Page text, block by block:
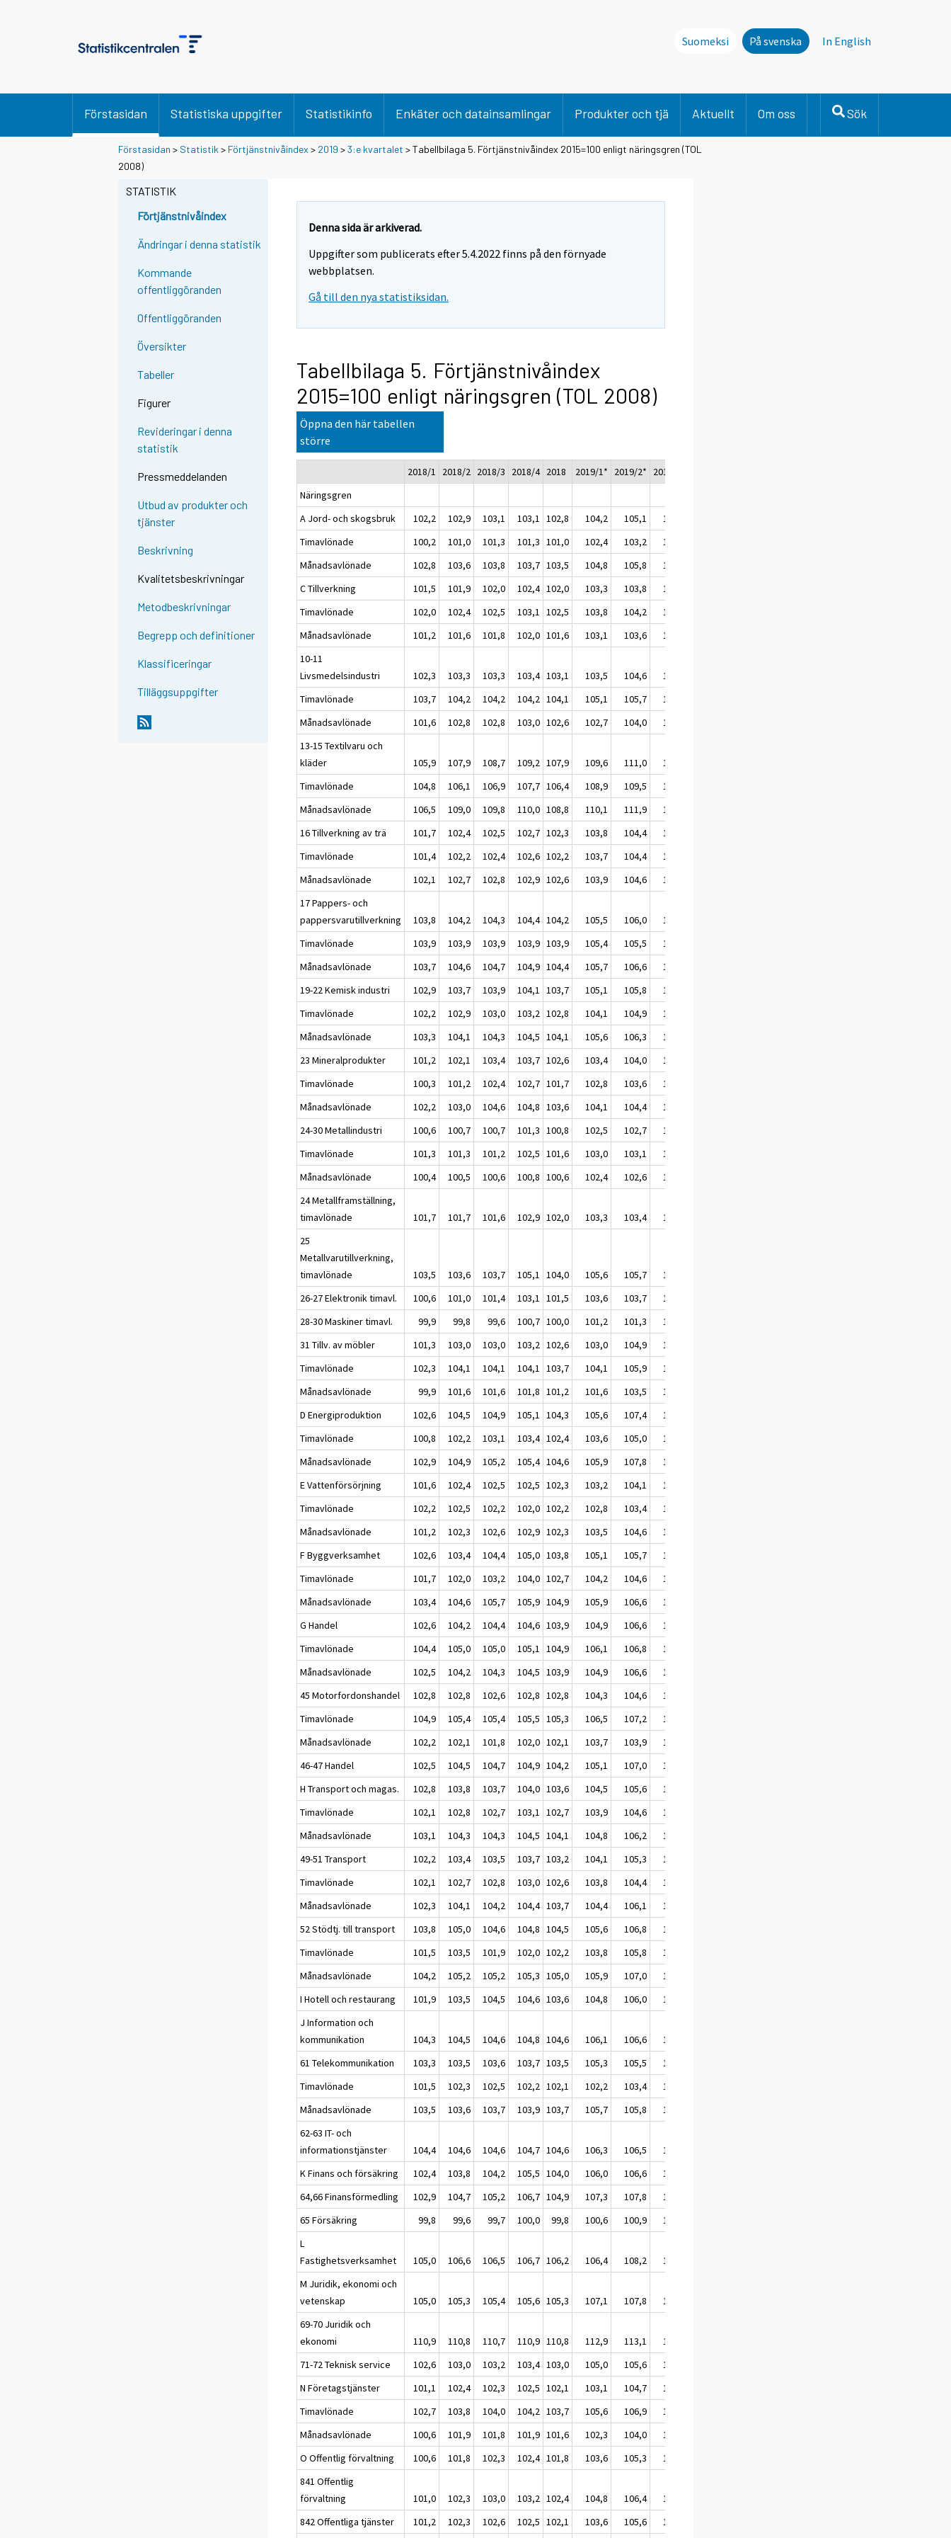
Suomeksi På svenska In English
Förstasidan Statistiska uppgifter Statistikinfo Enkäter och datainsamlingar Produkter och tjä Aktuellt Om oss Sök
Förstasidan > Statistik > Förtjänstnivåindex > 2019 >3:e kvartalet > Tabellbilaga 5. Förtjänstnivåindex 2015=100 enligt näringsgren (TOL
2008)
STATISTIK
Förtjänstnivåindex
Ändringar i denna statistik
Kommande
offentliggöranden
Offentliggöranden
Översikter
Tabeller
Figurer
Revideringar i denna
statistik
Pressmeddelanden
Utbud av produkter och
tjänster
Beskrivning
Kvalitetsbeskrivningar
Metodbeskrivningar
Begrepp och definitioner
Klassificeringar
Tilläggsuppgifter
Denna sida är arkiverad.
Uppgifter som publicerats efter 5.4.2022 finns på den förnyade
webbplatsen.
Gå till den nya statistiksidan.
Tabellbilaga 5. Förtjänstnivåindex
2015=100 enligt näringsgren (TOL 2008)
Öppna den här tabellen
större
2018/1 2018/2 2018/3 2018/4 2018 2019/1* 2019/2*
2019/3*
Näringsgren
A Jord- och skogsbruk
102,2 102,9 103,1 103,1 102,8 104,2 105,1
105,4
Timavlönade
100,2 101,0 101,3 101,3 101,0 102,4 103,2
103,4
Månadsavlönade
102,8 103,6 103,8 103,7 103,5 104,8 105,8
106,1
C Tillverkning
101,5 101,9 102,0 102,4 102,0 103,3 103,8
104,0
Timavlönade
102,0 102,4 102,5 103,1 102,5 103,8 104,2
104,4
Månadsavlönade
101,2 101,6 101,8 102,0 101,6 103,1 103,6
103,8
10-11
Livsmedelsindustri
102,3 103,3 103,3 103,4 103,1 103,5 104,6
104,7
Timavlönade
103,7 104,2 104,2 104,2 104,1 105,1 105,7
105,8
Månadsavlönade
101,6 102,8 102,8 103,0 102,6 102,7 104,0
104,2
13-15 Textilvaru och
kläder
105,9 107,9 108,7 109,2 107,9 109,6 111,0
111,1
Timavlönade
104,8 106,1 106,9 107,7 106,4 108,9 109,5
109,6
Månadsavlönade
106,5 109,0 109,8 110,0 108,8 110,1 111,9
112,0
16 Tillverkning av trä
101,7 102,4 102,5 102,7 102,3 103,8 104,4
104,5
Timavlönade
101,4 102,2 102,4 102,6 102,2 103,7 104,4
104,5
Månadsavlönade
102,1 102,7 102,8 102,9 102,6 103,9 104,6
104,7
17 Pappers- och
pappersvarutillverkning
103,8 104,2 104,3 104,4 104,2 105,5 106,0
106,1
Timavlönade
103,9 103,9 103,9 103,9 103,9 105,4 105,5
105,6
Månadsavlönade
103,7 104,6 104,7 104,9 104,4 105,7 106,6
106,7
19-22 Kemisk industri
102,9 103,7 103,9 104,1 103,7 105,1 105,8
106,0
Timavlönade
102,2 102,9 103,0 103,2 102,8 104,1 104,9
105,1
Månadsavlönade
103,3 104,1 104,3 104,5 104,1 105,6 106,3
106,6
23 Mineralprodukter
101,2 102,1 103,4 103,7 102,6 103,4 104,0
104,9
Timavlönade
100,3 101,2 102,4 102,7 101,7 102,8 103,6
104,8
Månadsavlönade
102,2 103,0 104,6 104,8 103,6 104,1 104,4
104,9
24-30 Metallindustri
100,6 100,7 100,7 101,3 100,8 102,5 102,7
102,9
Timavlönade
101,3 101,3 101,2 102,5 101,6 103,0 103,1
103,3
Månadsavlönade
100,4 100,5 100,6 100,8 100,6 102,4 102,6
102,8
24 Metallframställning,
timavlönade
101,7 101,7 101,6 102,9 102,0 103,3 103,4
103,5
25
Metallvarutillverkning,
timavlönade
103,5 103,6 103,7 105,1 104,0 105,6 105,7
105,8
26-27 Elektronik timavl.
100,6 101,0 101,4 103,1 101,5 103,6 103,7
103,8
28-30 Maskiner timavl.
99,9 99,8 99,6 100,7 100,0 101,2 101,3
101,4
31 Tillv. av möbler
101,3 103,0 103,0 103,2 102,6 103,0 104,9
105,1
Timavlönade
102,3 104,1 104,1 104,1 103,7 104,1 105,9
106,1
Månadsavlönade
99,9 101,6 101,6 101,8 101,2 101,6 103,5
103,7
D Energiproduktion
102,6 104,5 104,9 105,1 104,3 105,6 107,4
107,7
Timavlönade
100,8 102,2 103,1 103,4 102,4 103,6 105,0
105,8
Månadsavlönade
102,9 104,9 105,2 105,4 104,6 105,9 107,8
108,0
E Vattenförsörjning
101,6 102,4 102,5 102,5 102,3 103,2 104,1
104,3
Timavlönade
102,2 102,5 102,2 102,0 102,2 102,8 103,4
103,5
Månadsavlönade
101,2 102,3 102,6 102,9 102,3 103,5 104,6
104,8
F Byggverksamhet
102,6 103,4 104,4 105,0 103,8 105,1 105,7
106,3
Timavlönade
101,7 102,0 103,2 104,0 102,7 104,2 104,6
105,7
Månadsavlönade
103,4 104,6 105,7 105,9 104,9 105,9 106,6
106,8
G Handel
102,6 104,2 104,4 104,6 103,9 104,9 106,6
106,7
Timavlönade
104,4 105,0 105,0 105,1 104,9 106,1 106,8
106,9
Månadsavlönade
102,5 104,2 104,3 104,5 103,9 104,9 106,6
106,7
45 Motorfordonshandel
102,8 102,8 102,6 102,8 102,8 104,3 104,6
104,7
Timavlönade
104,9 105,4 105,4 105,5 105,3 106,5 107,2
107,3
Månadsavlönade
102,2 102,1 101,8 102,0 102,1 103,7 103,9
104,0
46-47 Handel
102,5 104,5 104,7 104,9 104,2 105,1 107,0
107,1
H Transport och magas.
102,8 103,8 103,7 104,0 103,6 104,5 105,6
105,6
Timavlönade
102,1 102,8 102,7 103,1 102,7 103,9 104,6
104,5
Månadsavlönade
103,1 104,3 104,3 104,5 104,1 104,8 106,2
106,3
49-51 Transport
102,2 103,4 103,5 103,7 103,2 104,1 105,3
105,4
Timavlönade
102,1 102,7 102,8 103,0 102,6 103,8 104,4
104,5
Månadsavlönade
102,3 104,1 104,2 104,4 103,7 104,4 106,1
106,2
52 Stödtj. till transport
103,8 105,0 104,6 104,8 104,5 105,6 106,8
106,7
Timavlönade
101,5 103,5 101,9 102,0 102,2 103,8 105,8
104,0
Månadsavlönade
104,2 105,2 105,2 105,3 105,0 105,9 107,0
107,2
I Hotell och restaurang
101,9 103,5 104,5 104,6 103,6 104,8 106,0
106,7
J Information och
kommunikation
104,3 104,5 104,6 104,8 104,6 106,1 106,6
106,7
61 Telekommunikation
103,3 103,5 103,6 103,7 103,5 105,3 105,5
105,7
Timavlönade
101,5 102,3 102,5 102,2 102,1 102,2 103,4
104,1
Månadsavlönade
103,5 103,6 103,7 103,9 103,7 105,7 105,8
105,9
62-63 IT- och
informationstjänster
104,4 104,6 104,6 104,7 104,6 106,3 106,5
106,6
K Finans och försäkring
102,4 103,8 104,2 105,5 104,0 106,0 106,6
106,8
64,66 Finansförmedling
102,9 104,7 105,2 106,7 104,9 107,3 107,8
108,0
65 Försäkring
99,8 99,6 99,7 100,0 99,8 100,6 100,9
101,1
L
Fastighetsverksamhet
105,0 106,6 106,5 106,7 106,2 106,4 108,2
108,4
M Juridik, ekonomi och
vetenskap
105,0 105,3 105,4 105,6 105,3 107,1 107,8
108,0
69-70 Juridik och
ekonomi
110,9 110,8 110,7 110,9 110,8 112,9 113,1
113,3
71-72 Teknisk service
102,6 103,0 103,2 103,4 103,0 105,0 105,6
105,9
N Företagstjänster
101,1 102,4 102,3 102,5 102,1 103,1 104,7
104,9
Timavlönade
102,7 103,8 104,0 104,2 103,7 105,6 106,9
107,0
Månadsavlönade
100,6 101,9 101,8 101,9 101,6 102,3 104,0
104,2
O Offentlig förvaltning
100,6 101,8 102,3 102,4 101,8 103,6 105,3
105,5
841 Offentlig
förvaltning
101,0 102,3 103,0 103,2 102,4 104,8 106,4
106,6
842 Offentliga tjänster
101,2 102,3 102,6 102,5 102,1 103,6 105,6 105,8